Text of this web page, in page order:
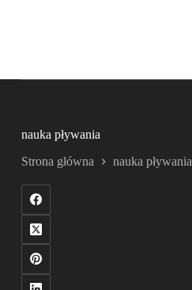
nauka pływania
Strona główna nauka pływania